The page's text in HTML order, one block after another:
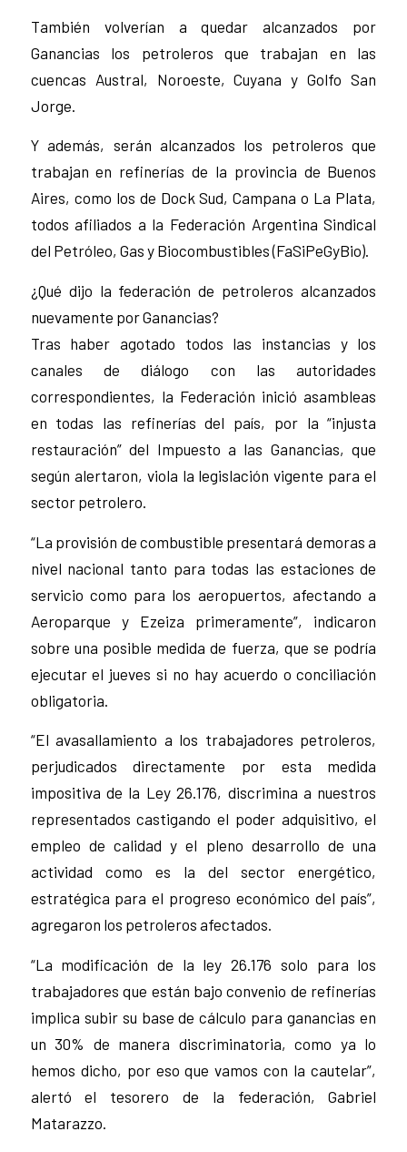
También volverían a quedar alcanzados por
Ganancias los petroleros que trabajan en las
cuencas Austral, Noroeste, Cuyana y Golfo San
Jorge.
Y además, serán alcanzados los petroleros que
trabajan en refinerías de la provincia de Buenos
Aires, como los de Dock Sud, Campana o La Plata,
todos afiliados a la Federación Argentina Sindical
del Petróleo, Gas y Biocombustibles (FaSiPeGyBio).
¿Qué dijo la federación de petroleros alcanzados
nuevamente por Ganancias?
Tras haber agotado todos las instancias y los
canales de diálogo con las autoridades
correspondientes, la Federación inició asambleas
en todas las refinerías del país, por la “injusta
restauración” del Impuesto a las Ganancias, que
según alertaron, viola la legislación vigente para el
sector petrolero.
“La provisión de combustible presentará demoras a
nivel nacional tanto para todas las estaciones de
servicio como para los aeropuertos, afectando a
Aeroparque y Ezeiza primeramente”, indicaron
sobre una posible medida de fuerza, que se podría
ejecutar el jueves si no hay acuerdo o conciliación
obligatoria.
“El avasallamiento a los trabajadores petroleros,
perjudicados directamente por esta medida
impositiva de la Ley 26.176, discrimina a nuestros
representados castigando el poder adquisitivo, el
empleo de calidad y el pleno desarrollo de una
actividad como es la del sector energético,
estratégica para el progreso económico del país”,
agregaron los petroleros afectados.
“La modificación de la ley 26.176 solo para los
trabajadores que están bajo convenio de refinerías
implica subir su base de cálculo para ganancias en
un 30% de manera discriminatoria, como ya lo
hemos dicho, por eso que vamos con la cautelar”,
alertó el tesorero de la federación, Gabriel
Matarazzo.